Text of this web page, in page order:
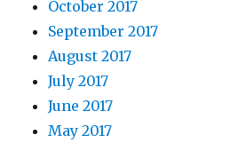
October 2017
September 2017
August 2017
July 2017
June 2017
May 2017